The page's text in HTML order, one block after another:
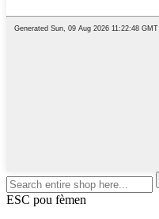
ESC pou fèmen